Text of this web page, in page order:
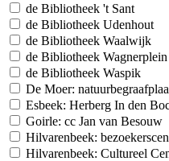
de Bibliotheek 't Sant
de Bibliotheek Udenhout
de Bibliotheek Waalwijk
de Bibliotheek Wagnerplein
de Bibliotheek Waspik
De Moer:
Esbeek: Herberg In den
Goirle: cc Jan van Besouw
Hilvarenbeek:
Hilvarenbeek: Cultureel